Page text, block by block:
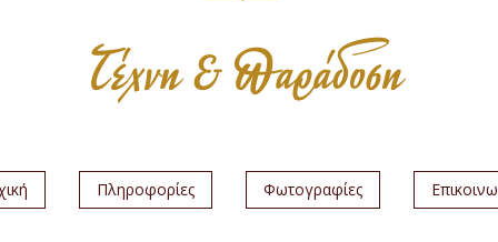
Πληροφορίες Φωτογραφίες